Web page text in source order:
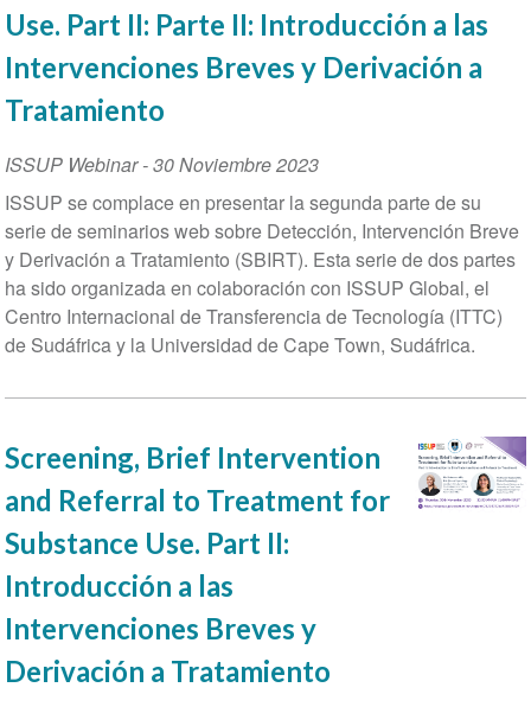
Use. Part II: Parte II: Introducción a las
Intervenciones Breves y Derivación a
Tratamiento
ISSUP Webinar-30 Noviembre 2023
ISSUP se complace en presentar la segunda parte de su
serie de seminarios web sobre Detección, Intervención Breve
y Derivación a Tratamiento (SBIRT). Esta serie de dos partes
ha sido organizada en colaboración con ISSUP Global, el
Centro Internacional de Transferencia de Tecnología (ITTC)
de Sudáfrica y la Universidad de Cape Town, Sudáfrica.
Screening, Brief Intervention
and Referral to Treatment for
Substance Use. Part II:
Introducción a las
Intervenciones Breves y
Derivación a Tratamiento